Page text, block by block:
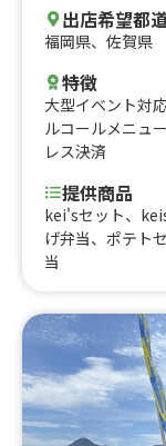
出店希望都
福岡県、 佐賀県
特徴
大型イベント対
ルコールメニュー
レス決済
提供商品
kei'sセット、
げ弁当、ポテ
当